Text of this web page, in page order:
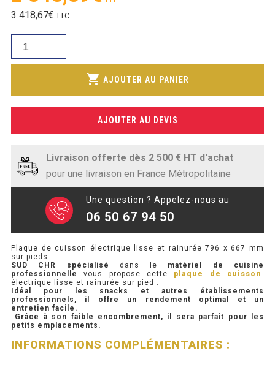
SOUBASSEMENT RÉFRIGÉRÉ
TABLE DE PRÉPARATION COMPACTE
TABLE DE PRÉPARATION 700 / 800
SALADETTE COMPACTE
SALADETTE 800 VITRÉE
MEUBLE À PIZZA
MEUBLE À PIZZA COMPACT
MEUBLE À PIZZA
PRÉSENTOIR À INGRÉDIENTS
PROFONDEUR 300 VITRÉE
prix
initial
était :
167,56€.
Le
actuel
est :
848,89€.
3 418,67€ TTC
cuisson
rainurée
796
shopping_cart AJOUTER AU PANIER
AJOUTER AU DEVIS
Livraison offerte dès 2 500 € HT d'achat
pour une livraison en France Métropolitaine
Une question ? Appelez-nous au
06 50 67 94 50
Plaque de cuisson électrique lisse et rainurée 796 x 667 mm
sur pieds
SUD CHR
spécialisé dans le matériel de cuisine
professionnelle
vous propose cette plaque de cuisson
électrique lisse et rainurée sur pied .
Idéal pour les snacks et autres établissements
professionnels, il offre un rendement optimal et un
entretien facile.
Grâce à son faible encombrement, il sera parfait pour les
petits emplacements.
INFORMATIONS COMPLÉMENTAIRES :